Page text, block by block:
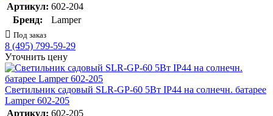
Артикул: 602-204
Бренд:
Lamper
Под заказ
8 (495) 799-59-29
Уточнить цену
Светильник садовый SLR-GP-60 5Вт IP44 на солнечн. батарее
Lamper 602-205
Артикул: 602-205